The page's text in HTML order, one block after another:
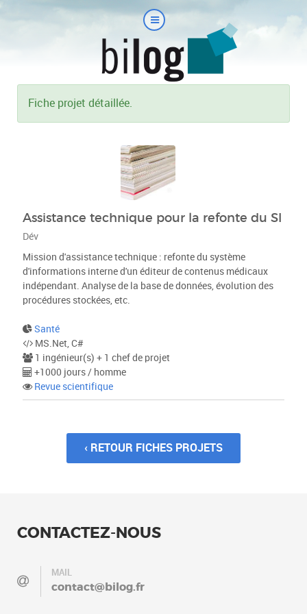
Fiche projet détaillée.
Assistance technique pour la refonte du SI
Dév
Mission d'assistance technique : refonte du système
d'informations interne d'un éditeur de contenus médicaux
indépendant. Analyse de la base de données, évolution des
procédures stockées, etc.
Santé
MS.Net, C#
1 ingénieur(s) + 1 chef de projet
+1000 jours / homme
Revue scientifique
‹ RETOUR FICHES PROJETS
CONTACTEZ-NOUS
MAIL
contact@bilog.fr